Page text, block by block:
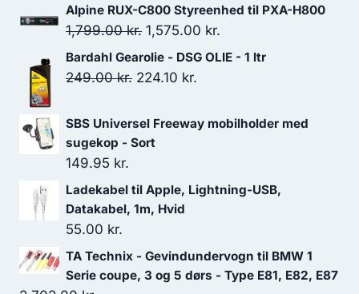
Alpine RUX-C800 Styreenhed til PXA-H800
1,799.00kr. Den
oprindelige
pris
1,799.00 kr..
1,575.00 kr.
aktuelle
1,575.00 kr..
Bardahl Gearolie - DSG OLIE - 1 ltr
249.00kr. Den
pris
var:
224.10 kr.
pris
SBS Universel Freeway mobilholder med
sugekop - Sort
149.95 kr.
Ladekabel til Apple, Lightning-USB,
Datakabel, 1m, Hvid
55.00 kr.
TA Technix - Gevindundervogn til BMW 1
Serie coupe, 3 og 5 dørs - Type E81, E82, E87